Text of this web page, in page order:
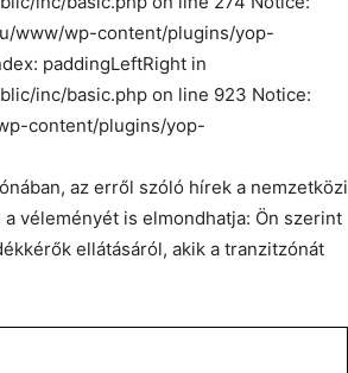
www/wp-content/plugins/yop-
paddingLeftRight in
inc/basic.php on line 923 Notice:
content/plugins/yop-
az erről szóló hírek a nemzetközi
véleményét is elmondhatja: Ön szerint
ellátásáról, akik a tranzitzónát